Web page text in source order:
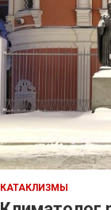
КАТАКЛИЗМЫ